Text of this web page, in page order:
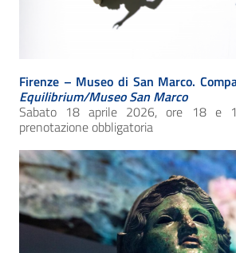
Firenze – Museo di San Marco.
Equilibrium/Museo San Marco
Sabato 18 aprile 2026, ore 18 e
prenotazione obbligatoria